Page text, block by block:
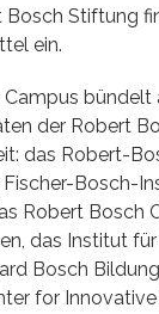
Bosch Stiftung
ein.
bündelt
der Robert
das Robert-
Fischer-Bosch-
Robert Bosch
das Institut
Bosch
for